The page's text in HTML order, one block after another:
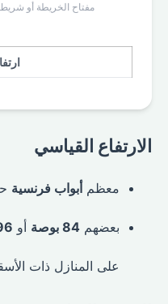
مفتاح الخريطة أو شريط
ارتفاع
الارتفاع القياسي
معظمأبواب فرنسية
بعضهم84 بوصة أو96 بوصة
على المنازل ذات